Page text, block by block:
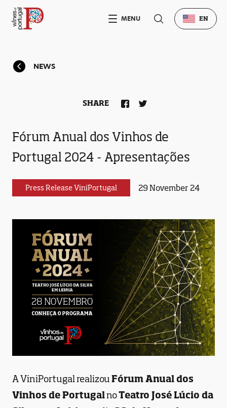
NEWS
Fórum Anual dos Vinhos de
Portugal 2024 - Apresentações
Press Release ViniPortugal 29 November 24
SHARE
A ViniPortugal realizouFórum Anual dos
Vinhos de PortugalnoTeatro José Lúcio da
MENU EN